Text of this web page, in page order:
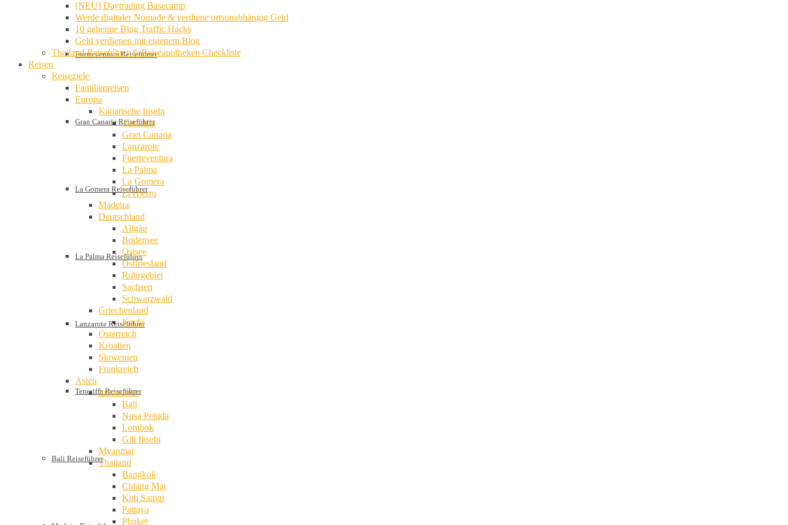
Fuerteventura Reiseführer
Gran Canaria Reiseführer
La Gomera Reiseführer
La Palma Reiseführer
Lanzarote Reiseführer
Teneriffa Reiseführer
Bali Reiseführer
[NEU] Daytrading Basecamp
Werde digitaler Nomade & verdiene ortsunabhängig Geld
10 geheime Blog Traffic Hacks
Geld verdienen mit eigenem Blog
Thailand Reiseführer & Reiseapotheken Checkliste
Reisen
Reiseziele
Familienreisen
Europa
Kanarische Inseln
Teneriffa
Gran Canaria
Lanzarote
Fuerteventura
La Palma
La Gomera
El Hierro
Madeira
Deutschland
Allgäu
Bodensee
Ostsee
Ostfriesland
Ruhrgebiet
Sachsen
Schwarzwald
Griechenland
Korfu
Österreich
Kroatien
Slowenien
Frankreich
Asien
Indonesien
Bali
Nusa Penida
Lombok
Gili Inseln
Myanmar
Thailand
Bangkok
Chiang Mai
Koh Samui
Pattaya
Phuket